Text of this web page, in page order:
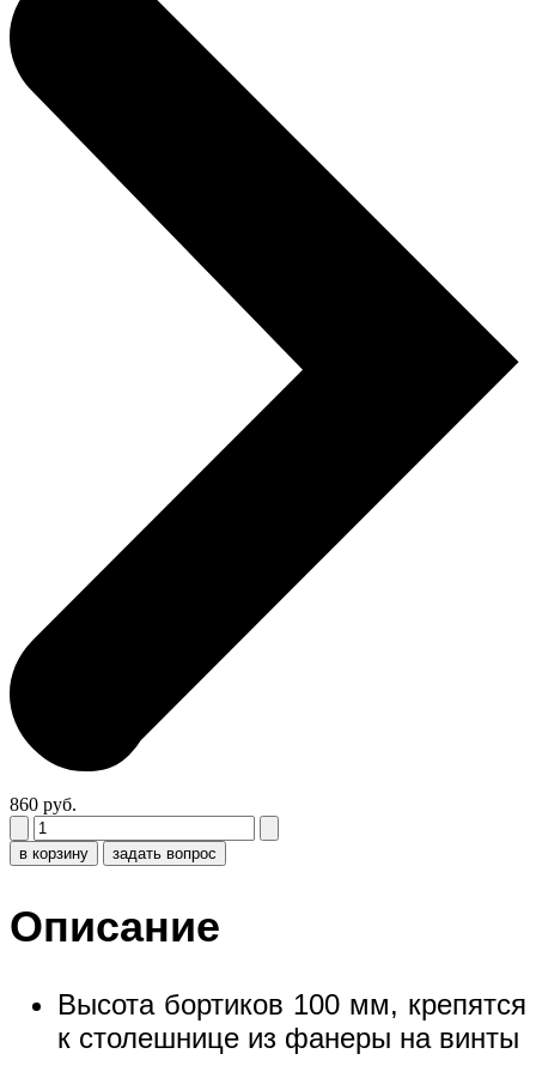
860 руб.
в корзину задать вопрос
Описание
Высота бортиков 100 мм, крепятся
к столешнице из фанеры на винты